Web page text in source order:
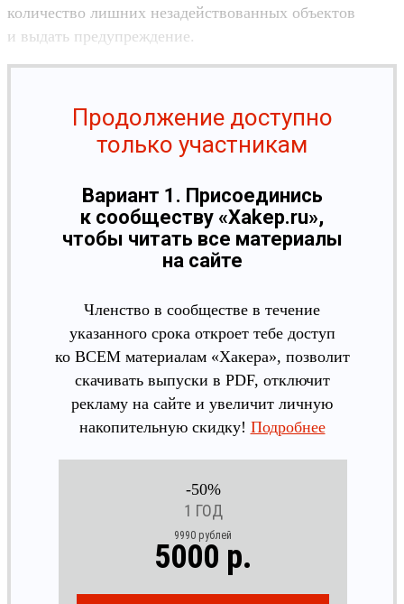
количес­тво лиш­них незадей­ство­ван­ных объ­ектов
и выдать пре­дуп­режде­ние.
Продолжение доступно
только участникам
Вариант 1. Присоединись
к сообществу «Xakep.ru»,
чтобы читать все материалы
на сайте
Членство в сообществе в течение
указанного срока откроет тебе доступ
ко ВСЕМ материалам «Хакера», позволит
скачивать выпуски в PDF, отключит
рекламу на сайте и увеличит личную
накопительную скидку! Подробнее
-50%
1 ГОД
9990 рублей
5000 р.